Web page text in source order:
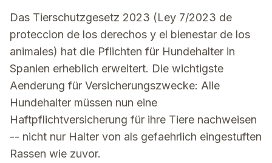
Das Tierschutzgesetz 2023 (Ley 7/2023 de
proteccion de los derechos y el bienestar de los
animales) hat die Pflichten für Hundehalter in
Spanien erheblich erweitert. Die wichtigste
Aenderung für Versicherungszwecke: Alle
Hundehalter müssen nun eine
Haftpflichtversicherung für ihre Tiere nachweisen
-- nicht nur Halter von als gefaehrlich eingestuften
Rassen wie zuvor.